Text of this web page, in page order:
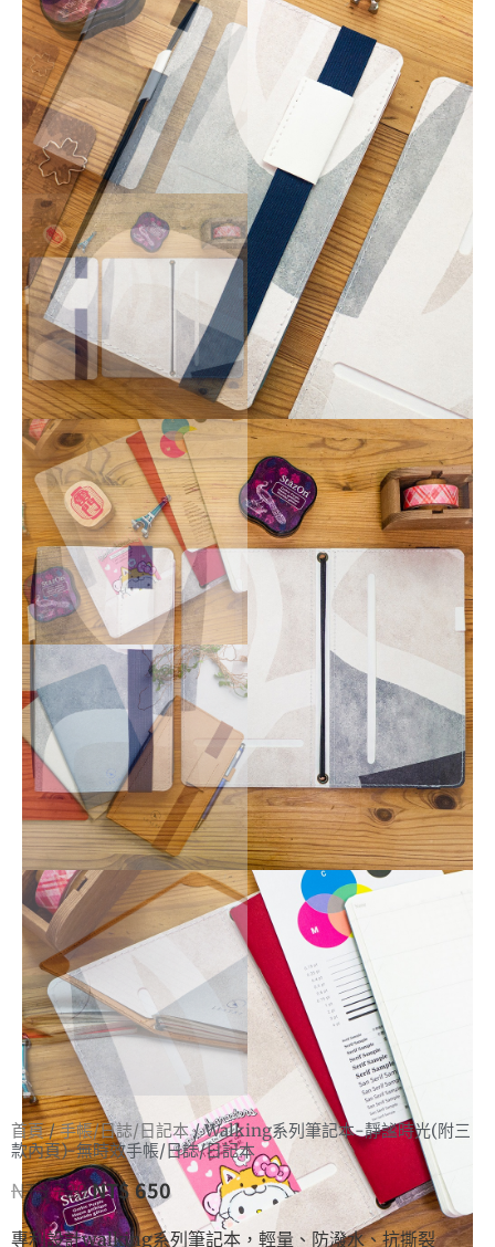
首頁/手帳/日誌/日記本/ Walking系列筆記本-靜謐時光(附三
款內頁)-無時效手帳/日誌/日記本
NT$720NT$650
專利設計walking系列筆記本，輕量、防潑水、抗撕裂